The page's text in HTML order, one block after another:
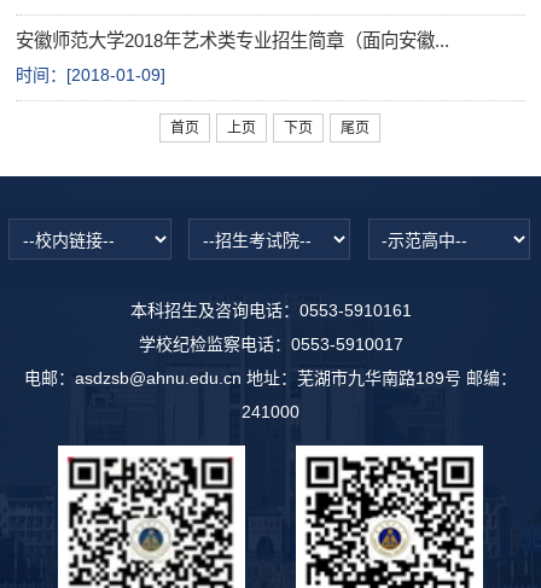
安徽师范大学2018年艺术类专业招生简章（面向安徽...
时间：[2018-01-09]
首页 上页 下页 尾页
本科招生及咨询电话：0553-5910161
学校纪检监察电话：0553-5910017
电邮：asdzsb@ahnu.edu.cn 地址：芜湖市九华南路189号 邮编：
241000